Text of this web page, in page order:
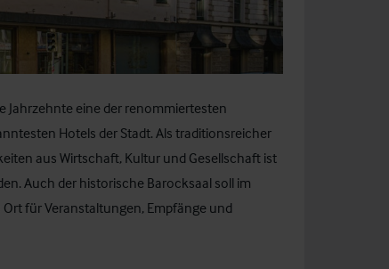
Jahrzehnte eine der renommiertesten
Hotels der Stadt. Als traditionsreicher
aus Wirtschaft, Kultur und Gesellschaft ist
Auch der historische Barocksaal soll im
für Veranstaltungen, Empfänge und